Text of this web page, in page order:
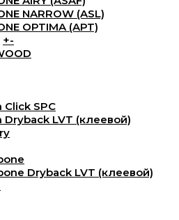
NARROW (ASL)
OPTIMA (APT)
+-
Click SPC
Dryback LVT (клеевой)
Dryback LVT (клеевой)